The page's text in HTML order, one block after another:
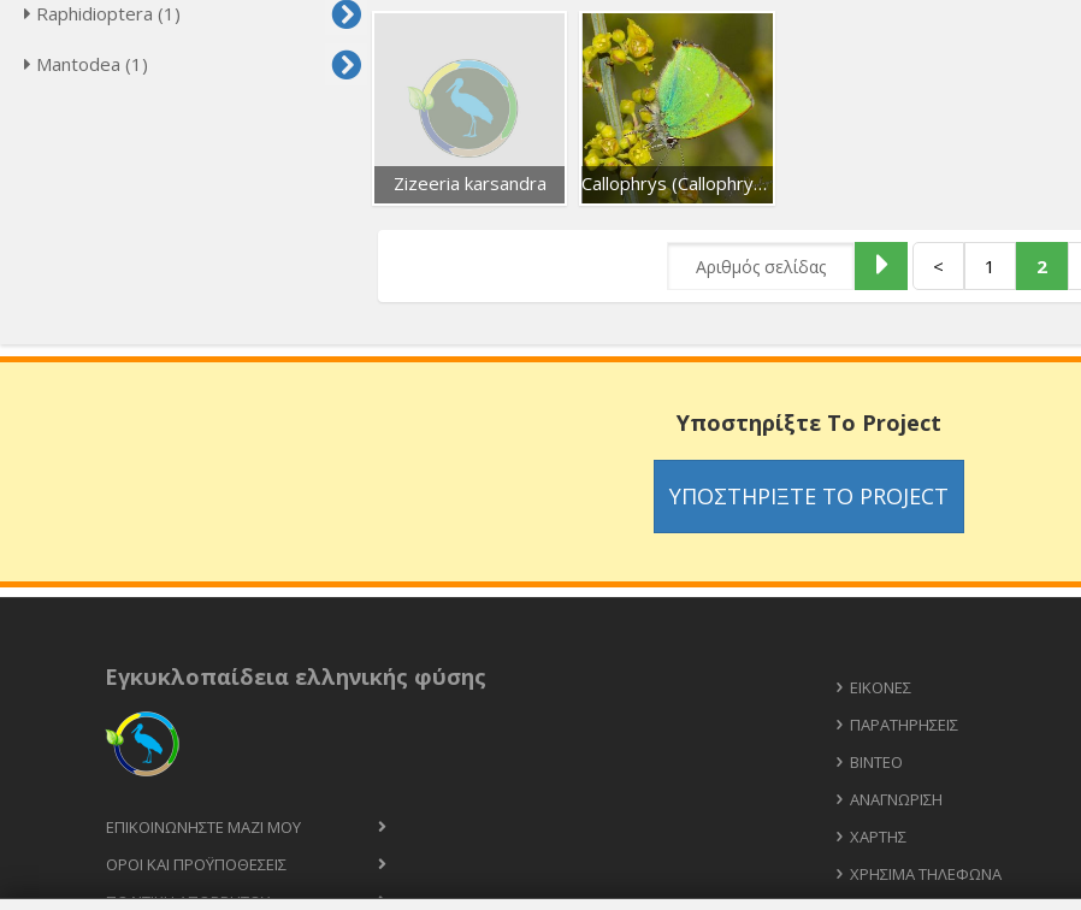
Raphidioptera (1)
Mantodea (1)
Zizeeria karsandra Callophrys (Callophrys) rubi
< 1 2
Υποστηρίξτε Το Project
ΥΠΟΣΤΗΡΊΞΤΕ ΤΟ PROJECT
Εγκυκλοπαίδεια ελληνικής φύσης
ΕΠΙΚΟΙΝΩΝΉΣΤΕ ΜΑΖΊ ΜΟΥ
ΟΡΟΙ ΚΑΙ ΠΡΟΫΠΟΘΈΣΕΙΣ
ΠΟΛΙΤΙΚΉ ΑΠΟΡΡΉΤΟΥ
ΕΙΚΌΝΕΣ
ΠΑΡΑΤΗΡΉΣΕΙΣ
ΒΊΝΤΕΟ
ΑΝΑΓΝΏΡΙΣΗ
ΧΆΡΤΗΣ
ΧΡΉΣΙΜΑ ΤΗΛΈΦΩΝΑ